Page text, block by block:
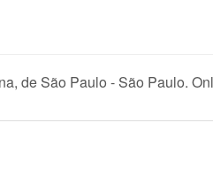
de São Paulo - São Paulo.